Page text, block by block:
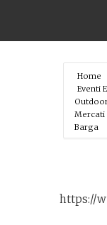
Home
Eventi
Mercati
Barga
https://